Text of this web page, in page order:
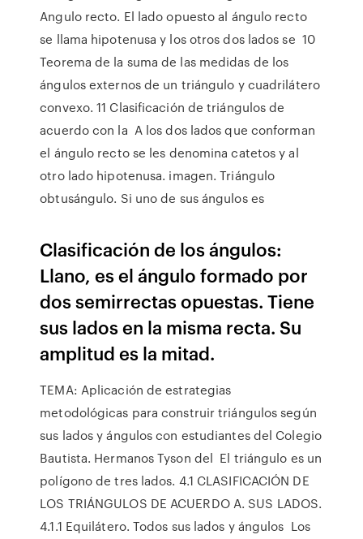
Angulo recto. El lado opuesto al ángulo recto
se llama hipotenusa y los otros dos lados se 10
Teorema de la suma de las medidas de los
ángulos externos de un triángulo y cuadrilátero
convexo. 11 Clasificación de triángulos de
acuerdo con la A los dos lados que conforman
el ángulo recto se les denomina catetos y al
otro lado hipotenusa. imagen. Triángulo
obtusángulo. Si uno de sus ángulos es
Clasificación de los ángulos:
Llano, es el ángulo formado por
dos semirrectas opuestas. Tiene
sus lados en la misma recta. Su
amplitud es la mitad.
TEMA: Aplicación de estrategias
metodológicas para construir triángulos según
sus lados y ángulos con estudiantes del Colegio
Bautista. Hermanos Tyson del El triángulo es un
polígono de tres lados. 4.1 CLASIFICACIÓN DE
LOS TRIÁNGULOS DE ACUERDO A. SUS LADOS.
4.1.1 Equilátero. Todos sus lados y ángulos Los